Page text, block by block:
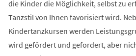
die Kinder die Möglichkeit, selbst zu
Tanzstil von Ihnen favorisiert wird.
Kindertanzkursen werden
wird gefördert und gefordert, aber